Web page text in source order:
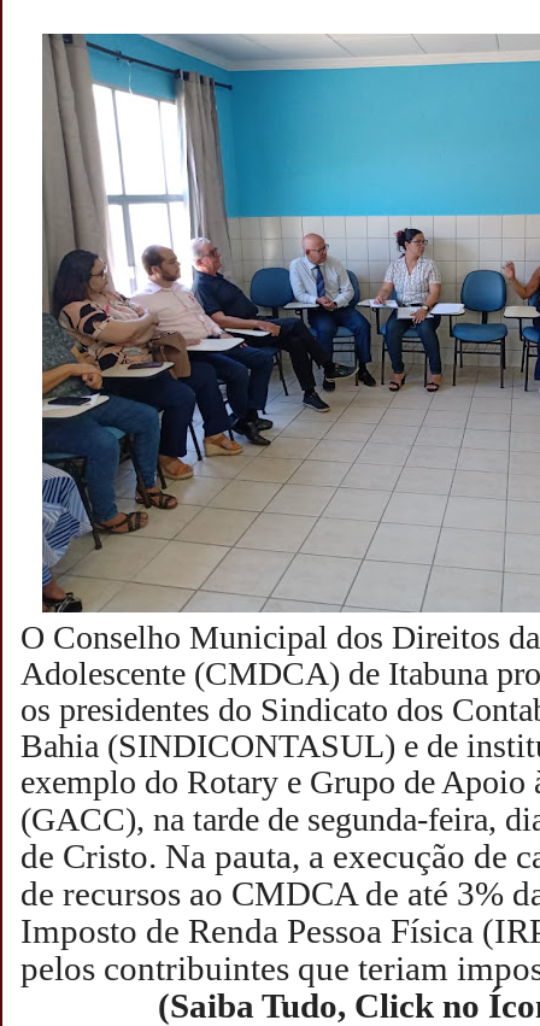
O Conselho Municipal dos Direitos
Adolescente (CMDCA) de Itabuna
os presidentes do Sindicato dos
Bahia (SINDICONTASUL) e de
exemplo do Rotary e Grupo de Apoio
(GACC), na tarde de segunda-feira,
de Cristo. Na pauta, a execução de
de recursos ao CMDCA de até 3%
Imposto de Renda Pessoa Física
pelos contribuintes que teriam
(Saiba Tudo, Click no